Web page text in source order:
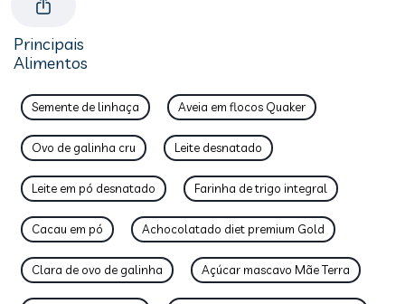
Principais
Alimentos
Semente de linhaça Aveia em flocos Quaker
Ovo de galinha cru Leite desnatado
Leite em pó desnatado Farinha de trigo integral
Cacau em pó Achocolatado diet premium Gold
Clara de ovo de galinha Açúcar mascavo Mãe Terra